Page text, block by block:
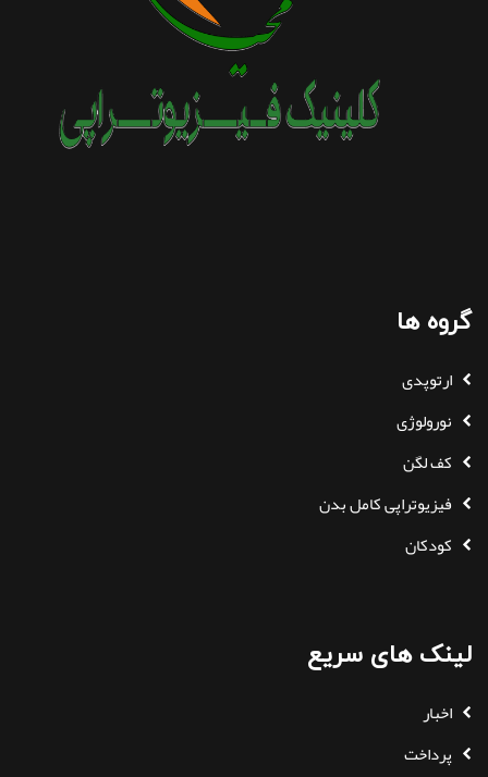
گروه ها
ارتوپدی
نورولوژی
کف لگن
فیزیوتراپی کامل بدن
کودکان
لینک های سریع
اخبار
پرداخت